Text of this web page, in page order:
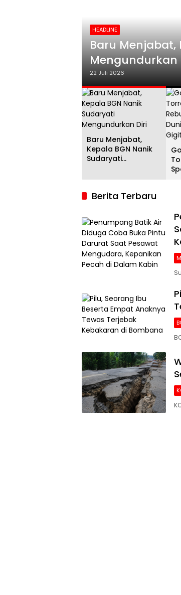
HEADLINE
Gol Tunggal
Juara Dunia
20 Juli 2026
Baru Menjabat,
Kepala BGN Nanik
Sudaryati
Berita Terbaru
Siaran